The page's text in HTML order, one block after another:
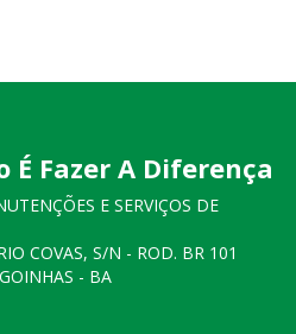
É Fazer A Diferença
E SERVIÇOS DE
COVAS, S/N - ROD. BR 101
- BA